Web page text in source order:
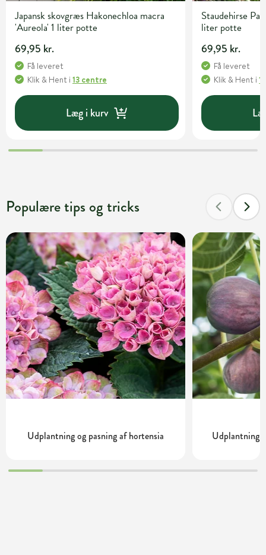
Japansk skovgræs Hakonechloa macra
'Aureola' 1 liter potte
69,95 kr.
Få leveret
Klik & Hent i 13 centre
Læg i kurv
Staudehirse
liter potte
69,95 kr.
Få leveret
Klik & Hent i
Populære tips og tricks
Udplantning og pasning af hortensia Udplantning